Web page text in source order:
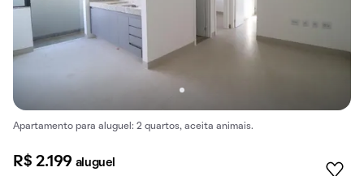
Apartamento para aluguel: 2 quartos, aceita animais.
R$ 2.199 aluguel